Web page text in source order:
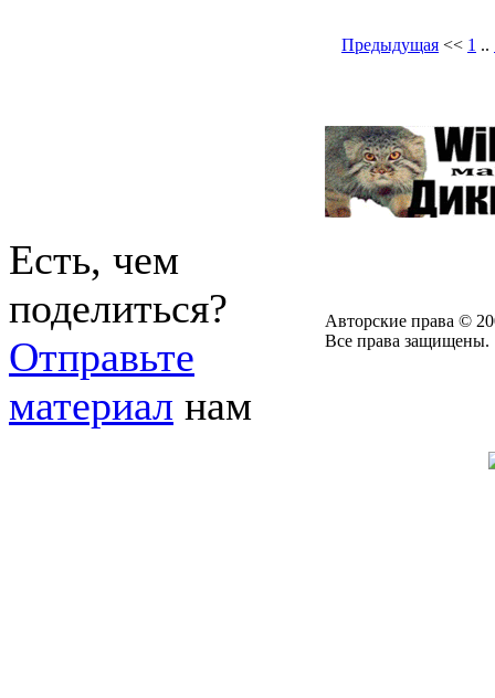
Предыдущая << 1 ..
Есть, чем
поделиться?
Отправьте
материал нам
Авторские права ©
Все права защищены.